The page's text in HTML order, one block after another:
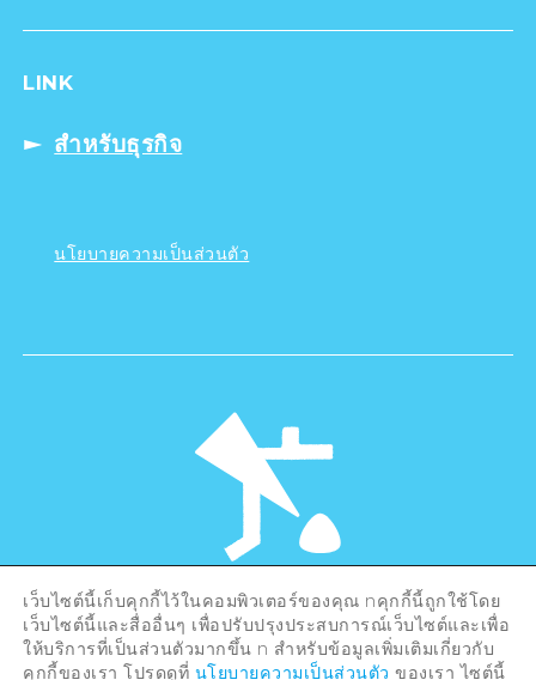
LINK
สำหรับธุรกิจ
นโยบายความเป็นส่วนตัว
©Hiroshima Tourism Association /
Hiroshima Prefecture / Hiroshima City .
All rights reserved
เว็บไซต์นี้เก็บคุกกี้ไว้ในคอมพิวเตอร์ของคุณ nคุกกี้นี้ถูกใช้โดย
เว็บไซต์นี้และสื่ออื่นๆ เพื่อปรับปรุงประสบการณ์เว็บไซต์และเพื่อ
ให้บริการที่เป็นส่วนตัวมากขึ้น n สำหรับข้อมูลเพิ่มเติมเกี่ยวกับ
คุกกี้ของเรา โปรดดูที่ นโยบายความเป็นส่วนตัวของเรา ไซต์นี้